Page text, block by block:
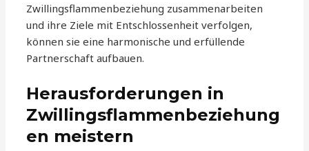
Zwillingsflammenbeziehung zusammenarbeiten
und ihre Ziele mit Entschlossenheit verfolgen,
können sie eine harmonische und erfüllende
Partnerschaft aufbauen.
Herausforderungen in
Zwillingsflammenbeziehung
en meistern